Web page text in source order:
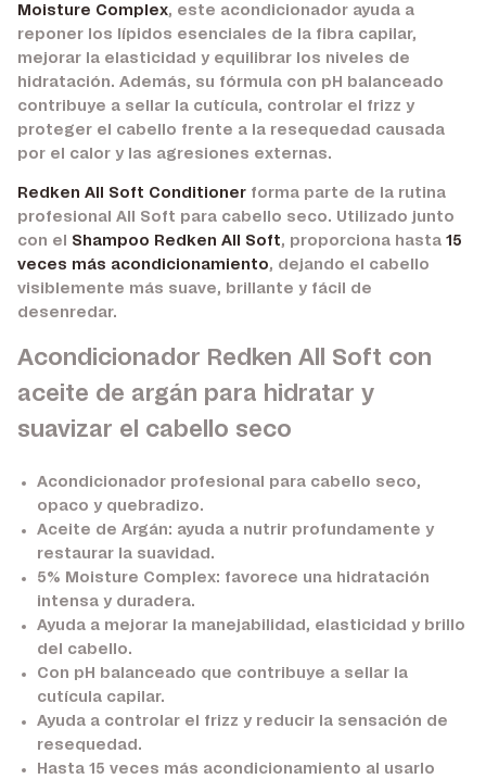
Moisture Complex, este acondicionador ayuda a
reponer los lípidos esenciales de la fibra capilar,
mejorar la elasticidad y equilibrar los niveles de
hidratación. Además, su fórmula con pH balanceado
contribuye a sellar la cutícula, controlar el frizz y
proteger el cabello frente a la resequedad causada
por el calor y las agresiones externas.
Redken All Soft Conditioner forma parte de la rutina
profesional All Soft para cabello seco. Utilizado junto
con el Shampoo Redken All Soft, proporciona hasta 15
veces más acondicionamiento, dejando el cabello
visiblemente más suave, brillante y fácil de
desenredar.
Acondicionador Redken All Soft con
aceite de argán para hidratar y
suavizar el cabello seco
Acondicionador profesional para cabello seco,
opaco y quebradizo.
Aceite de Argán: ayuda a nutrir profundamente y
restaurar la suavidad.
5% Moisture Complex: favorece una hidratación
intensa y duradera.
Ayuda a mejorar la manejabilidad, elasticidad y brillo
del cabello.
Con pH balanceado que contribuye a sellar la
cutícula capilar.
Ayuda a controlar el frizz y reducir la sensación de
resequedad.
Hasta 15 veces más acondicionamiento al usarlo